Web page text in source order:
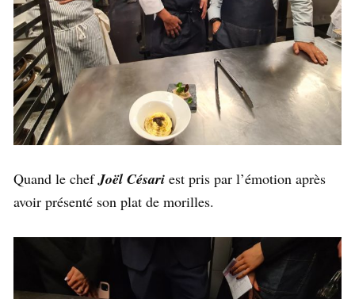
Quand le chefJoël Césari est pris par l’émotion après
avoir présenté son plat de morilles.